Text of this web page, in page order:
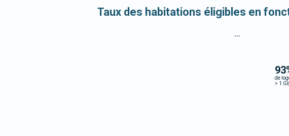
Taux des habitations éligibles en
93
de
> 1
...